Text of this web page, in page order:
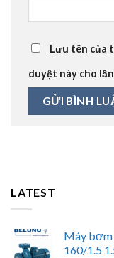
Lưu tên của
duyệt này cho
LATEST
Máy bơm
160/1.5